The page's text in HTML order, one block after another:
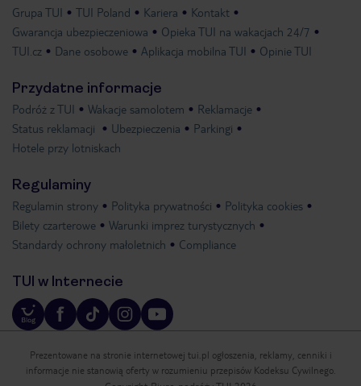
Grupa TUI TUI Poland Kariera
Kontakt
Gwarancja ubezpieczeniowa
Opieka TUI na wakacjach 24/7
TUI.cz
Dane osobowe Aplikacja mobilna TUI Opinie TUI
Przydatne informacje
Podróż z TUI Wakacje samolotem
Reklamacje
Status reklamacji
Ubezpieczenia
Parkingi
Hotele przy lotniskach
Regulaminy
Regulamin strony Polityka prywatności
Polityka cookies
Bilety czarterowe
Warunki imprez turystycznych
Standardy ochrony małoletnich
Compliance
TUI w Internecie
Prezentowane na stronie internetowej tui.pl ogłoszenia, reklamy, cenniki i
informacje nie stanowią oferty w rozumieniu przepisów Kodeksu Cywilnego.